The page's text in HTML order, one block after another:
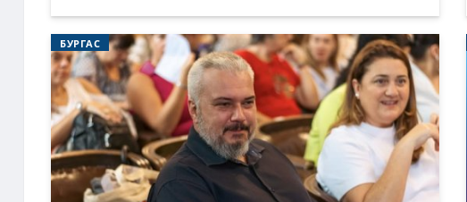
БУРГАС